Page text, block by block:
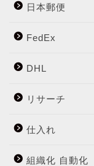
日本郵便
FedEx
DHL
リサーチ
仕入れ
組織化 自動化